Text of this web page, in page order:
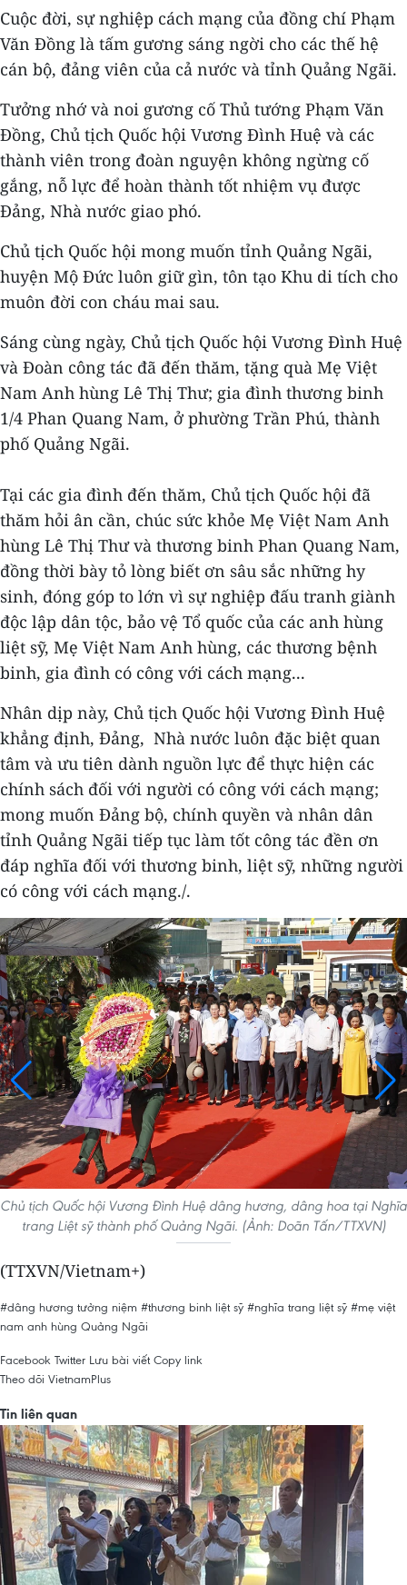
Cuộc đời, sự nghiệp cách mạng của đồng chí Phạm
Văn Đồng là tấm gương sáng ngời cho các thế hệ
cán bộ, đảng viên của cả nước và tỉnh Quảng Ngãi.
Tưởng nhớ và noi gương cố Thủ tướng Phạm Văn
Đồng, Chủ tịch Quốc hội Vương Đình Huệ và các
thành viên trong đoàn nguyện không ngừng cố
gắng, nỗ lực để hoàn thành tốt nhiệm vụ được
Đảng, Nhà nước giao phó.
Chủ tịch Quốc hội mong muốn tỉnh Quảng Ngãi,
huyện Mộ Đức luôn giữ gìn, tôn tạo Khu di tích cho
muôn đời con cháu mai sau.
Sáng cùng ngày, Chủ tịch Quốc hội Vương Đình Huệ
và Đoàn công tác đã đến thăm, tặng quà Mẹ Việt
Nam Anh hùng Lê Thị Thư; gia đình thương binh
1/4 Phan Quang Nam, ở phường Trần Phú, thành
phố Quảng Ngãi.
Tại các gia đình đến thăm, Chủ tịch Quốc hội đã
thăm hỏi ân cần, chúc sức khỏe Mẹ Việt Nam Anh
hùng Lê Thị Thư và thương binh Phan Quang Nam,
đồng thời bày tỏ lòng biết ơn sâu sắc những hy
sinh, đóng góp to lớn vì sự nghiệp đấu tranh giành
độc lập dân tộc, bảo vệ Tổ quốc của các anh hùng
liệt sỹ, Mẹ Việt Nam Anh hùng, các thương bệnh
binh, gia đình có công với cách mạng...
Nhân dịp này, Chủ tịch Quốc hội Vương Đình Huệ
khẳng định, Đảng, Nhà nước luôn đặc biệt quan
tâm và ưu tiên dành nguồn lực để thực hiện các
chính sách đối với người có công với cách mạng;
mong muốn Đảng bộ, chính quyền và nhân dân
tỉnh Quảng Ngãi tiếp tục làm tốt công tác đền ơn
đáp nghĩa đối với thương binh, liệt sỹ, những người
có công với cách mạng./.
Chủ tịch Quốc hội Vương Đình Huệ dâng hương, dâng hoa tại Nghĩa
trang Liệt sỹ thành phố Quảng Ngãi. (Ảnh: Doãn Tấn/TTXVN)
(TTXVN/Vietnam+)
#dâng hương tưởng niệm #thương binh liệt sỹ #nghĩa trang liệt sỹ #mẹ việt
nam anh hùng Quảng Ngãi
Facebook Twitter Lưu bài viết Copy link
Theo dõi VietnamPlus
Tin liên quan